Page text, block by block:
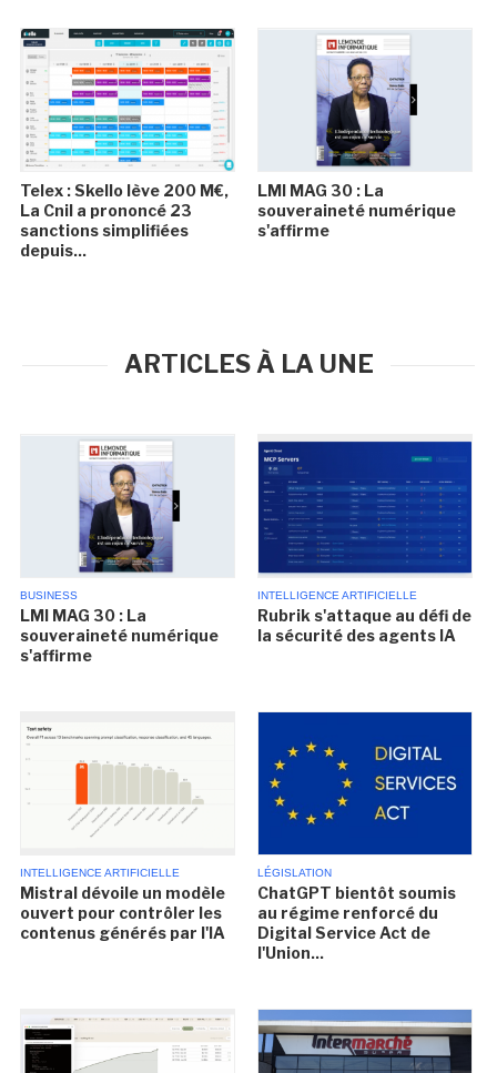
Telex : Skello lève 200 M€,
La Cnil a prononcé 23
sanctions simplifiées
depuis...
LMI MAG 30 : La
souveraineté numérique
s'affirme
ARTICLES À LA UNE
BUSINESS
LMI MAG 30 : La
souveraineté numérique
s'affirme
INTELLIGENCE ARTIFICIELLE
Rubrik s'attaque au défi de
la sécurité des agents IA
INTELLIGENCE ARTIFICIELLE
Mistral dévoile un modèle
ouvert pour contrôler les
contenus générés par l'IA
LÉGISLATION
ChatGPT bientôt soumis
au régime renforcé du
Digital Service Act de
l'Union...